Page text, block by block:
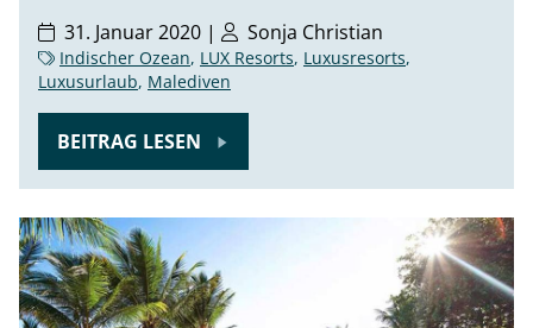
31. Januar 2020 |
Sonja Christian
Indischer Ozean, LUX Resorts, Luxusresorts,
Luxusurlaub, Malediven
BEITRAG LESEN